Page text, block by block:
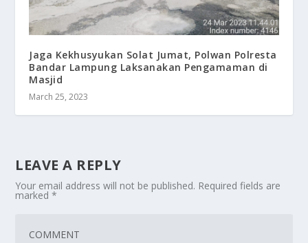
Jaga Kekhusyukan Solat Jumat, Polwan Polresta
Bandar Lampung Laksanakan Pengamaman di
Masjid
March 25, 2023
LEAVE A REPLY
Your email address will not be published. Required fields are
marked*